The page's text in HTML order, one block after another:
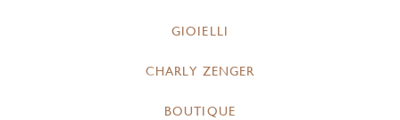
GIOIELLI
CHARLY ZENGER
BOUTIQUE